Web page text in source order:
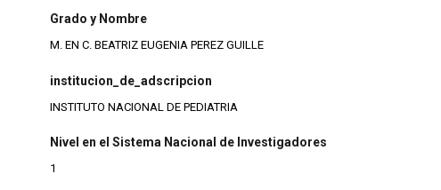
Grado y Nombre
M. EN C. BEATRIZ EUGENIA PEREZ GUILLE
institucion_de_adscripcion
INSTITUTO NACIONAL DE PEDIATRIA
Nivel en el Sistema Nacional de Investigadores
1